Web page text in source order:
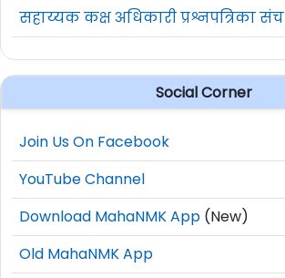
सहाय्यक कक्ष अधिकारी प्रश्नपत्रिका संच
Social Corner
Join Us On Facebook
YouTube Channel
Download MahaNMK App (New)
Old MahaNMK App